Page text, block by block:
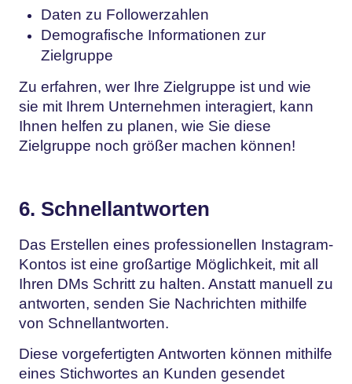
Daten zu Followerzahlen
Demografische Informationen zur
Zielgruppe
Zu erfahren, wer Ihre Zielgruppe ist und wie
sie mit Ihrem Unternehmen interagiert, kann
Ihnen helfen zu planen, wie Sie diese
Zielgruppe noch größer machen können!
6. Schnellantworten
Das Erstellen eines professionellen Instagram-
Kontos ist eine großartige Möglichkeit, mit all
Ihren DMs Schritt zu halten. Anstatt manuell zu
antworten, senden Sie Nachrichten mithilfe
von Schnellantworten.
Diese vorgefertigten Antworten können mithilfe
eines Stichwortes an Kunden gesendet